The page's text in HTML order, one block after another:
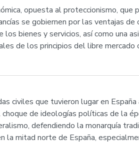
opuesta al proteccionismo,
se gobiernen por las ventajas
bienes y servicios, así como una
de los principios del libre mercado
civiles que tuvieron lugar en
de ideologías políticas de la
defendiendo la monarquía
la mitad norte de España,